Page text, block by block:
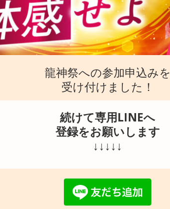
龍神祭への参加申込みを
受け付けました！
続けて専用LINEへ
登録をお願いします
↓↓↓↓↓